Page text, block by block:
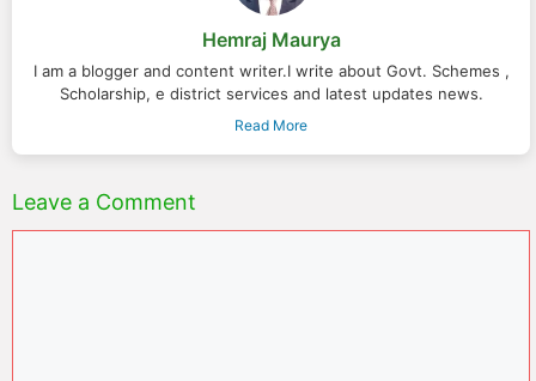
Hemraj Maurya
I am a blogger and content writer.I write about Govt. Schemes ,
Scholarship, e district services and latest updates news.
Read More
Leave a Comment